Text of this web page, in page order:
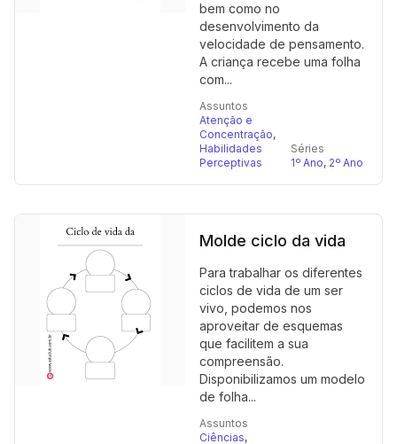
bem como no
desenvolvimento da
velocidade de pensamento.
A criança recebe uma folha
com...
Assuntos
Atenção e
Concentração,
Habilidades
Perceptivas
Séries
1º Ano, 2º Ano
Molde ciclo da vida
Para trabalhar os diferentes
ciclos de vida de um ser
vivo, podemos nos
aproveitar de esquemas
que facilitem a sua
compreensão.
Disponibilizamos um modelo
de folha...
Assuntos
Ciências,